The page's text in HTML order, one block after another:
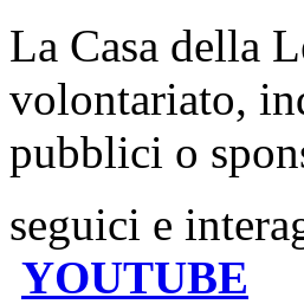
La Casa della
volontariato,
pubblici o
seguici e
YOUTUBE